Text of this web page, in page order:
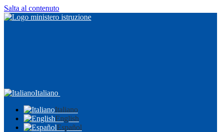
Salta al contenuto
Italiano
Italiano
English
Español